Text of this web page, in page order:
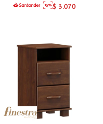
$ 3.070